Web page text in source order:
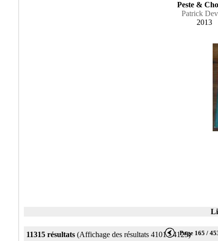
Peste &
Patrick
2013
11315 résultats (Affichage des résultats 4101 - 4125)Page 165 /